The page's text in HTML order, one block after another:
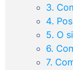
3.
4.
5. O
6.
7.